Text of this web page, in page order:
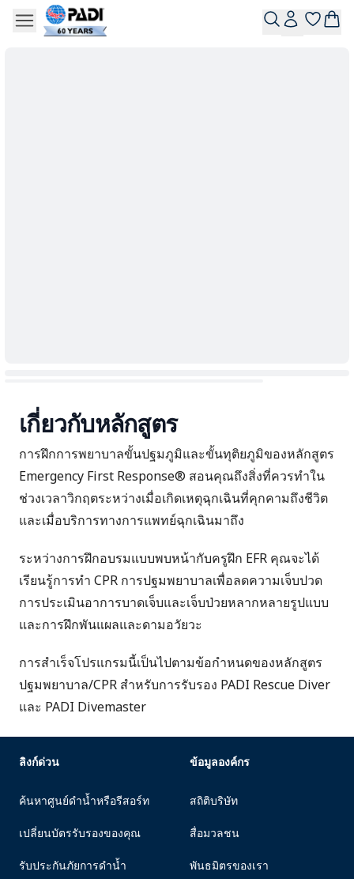
เกี่ยวกับหลักสูตร
การฝึกการพยาบาลขั้นปฐมภูมิและขั้นทุติยภูมิของหลักสูตร
Emergency First Response® สอนคุณถึงสิ่งที่ควรทำใน
ช่วงเวลาวิกฤตระหว่างเมื่อเกิดเหตุฉุกเฉินที่คุกคามถึงชีวิต
และเมื่อบริการทางการแพทย์ฉุกเฉินมาถึง
ระหว่างการฝึกอบรมแบบพบหน้ากับครูฝึก EFR คุณจะได้
เรียนรู้การทำ CPR การปฐมพยาบาลเพื่อลดความเจ็บปวด
การประเมินอาการบาดเจ็บและเจ็บป่วยหลากหลายรูปแบบ
และการฝึกพันแผลและดามอวัยวะ
การสำเร็จโปรแกรมนี้เป็นไปตามข้อกำหนดของหลักสูตร
ปฐมพยาบาล/CPR สำหรับการรับรอง PADI Rescue Diver
และ PADI Divemaster
ลิงก์ด่วน
ค้นหาศูนย์ดำน้ำหรือรีสอร์ท
เปลี่ยนบัตรรับรองของคุณ
รับประกันภัยการดำน้ำ
ข้อมูลองค์กร
สถิติบริษัท
สื่อมวลชน
พันธมิตรของเรา